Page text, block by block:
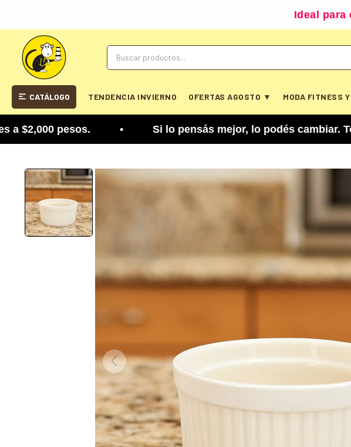
Ideal para
CATÁLOGO TENDENCIA INVIERNO OFERTAS AGOSTO ▼ MODA FITNESS
pesos. • Si lo pensás mejor, lo podés cambiar. Tenés